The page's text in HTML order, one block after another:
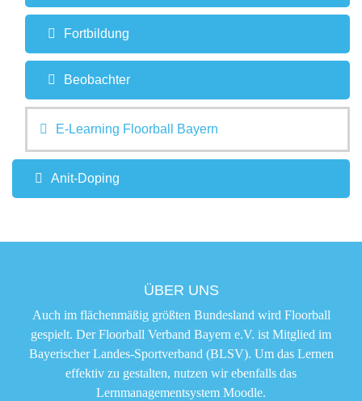
Fortbildung
Beobachter
E-Learning Floorball Bayern
Anit-Doping
ÜBER UNS
Auch im flächenmäßig größten Bundesland wird Floorball
gespielt. Der Floorball Verband Bayern e.V. ist Mitglied im
Bayerischer Landes-Sportverband (BLSV). Um das Lernen
effektiv zu gestalten, nutzen wir ebenfalls das
Lernmanagementsystem Moodle.